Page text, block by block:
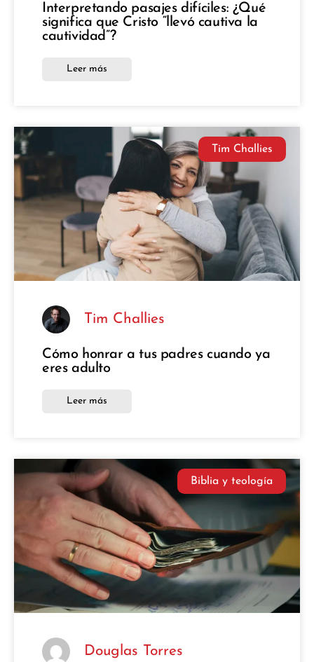
Interpretando pasajes difíciles: ¿Qué
significa que Cristo “llevó cautiva la
cautividad”?
Leer más
Tim Challies
Tim Challies
Cómo honrar a tus padres cuando ya
eres adulto
Leer más
Biblia y teología
Douglas Torres